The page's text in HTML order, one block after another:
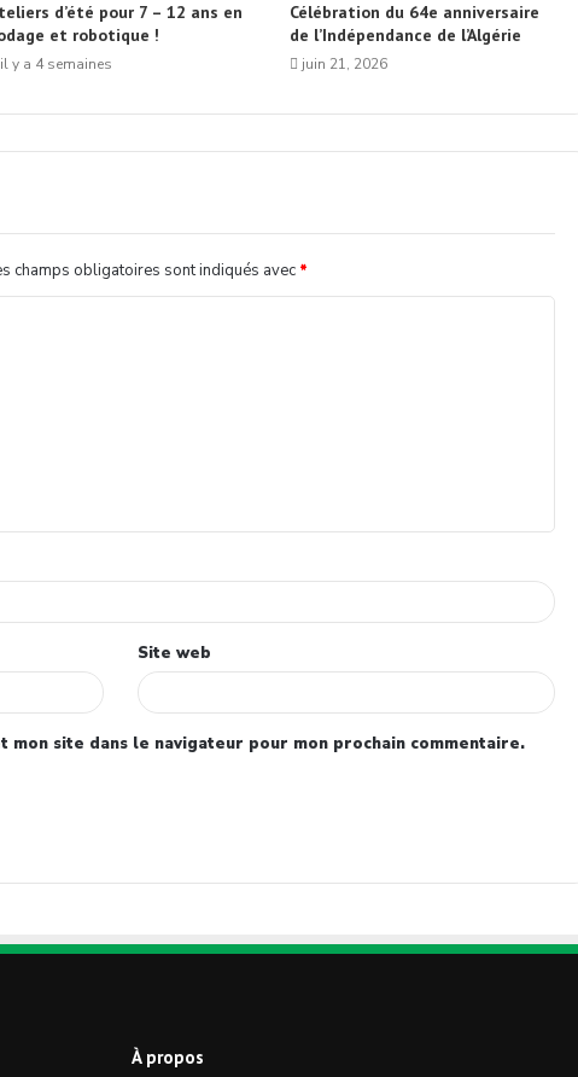
d’été pour 7 – 12 ans en
et robotique !
il y a 4 semaines
Célébration du 64e anniversaire
de l’Indépendance de l’Algérie
juin 21, 2026
champs obligatoires sont indiqués avec *
Site web
mon site dans le navigateur pour mon prochain commentaire.
À propos